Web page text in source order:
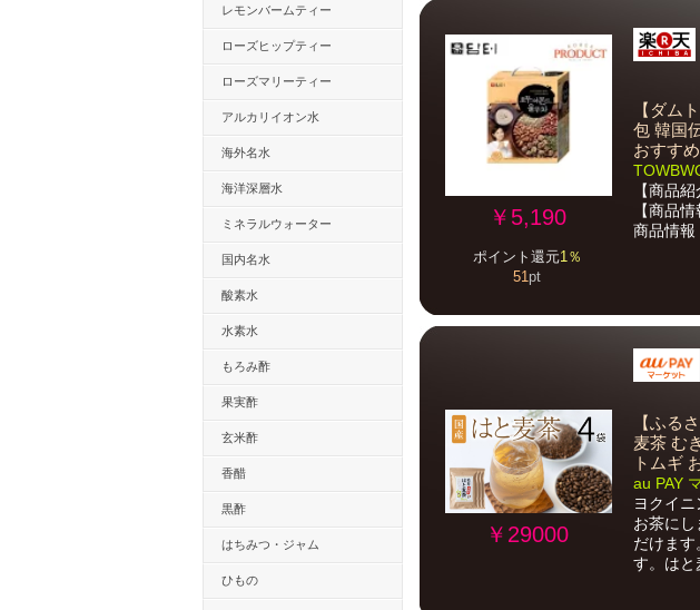
レモンバームティー
ローズヒップティー
ローズマリーティー
アルカリイオン水
海外名水
海洋深層水
ミネラルウォーター
国内名水
酸素水
水素水
もろみ酢
果実酢
玄米酢
香醋
黒酢
はちみつ・ジャム
ひもの
￥5,190
ポイント還元1％
51pt
【ダム
包 韓国
おすすめ
【商品
【商品
商品情報
￥29000
【ふる
麦茶 む
トムギ
au PAY
ヨクイ
お茶に
だけま
す。はと